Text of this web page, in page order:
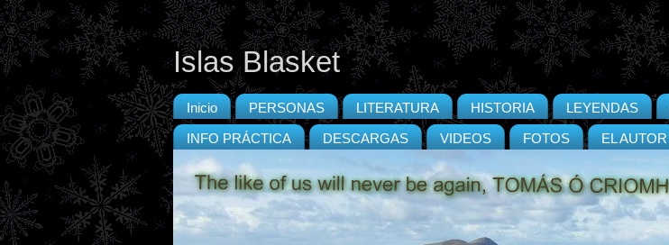
Islas Blasket
Inicio PERSONAS LITERATURA HISTORIA LEYENDAS
INFO PRÁCTICA DESCARGAS VIDEOS FOTOS EL AUTOR